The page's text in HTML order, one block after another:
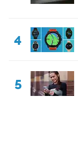
4
5